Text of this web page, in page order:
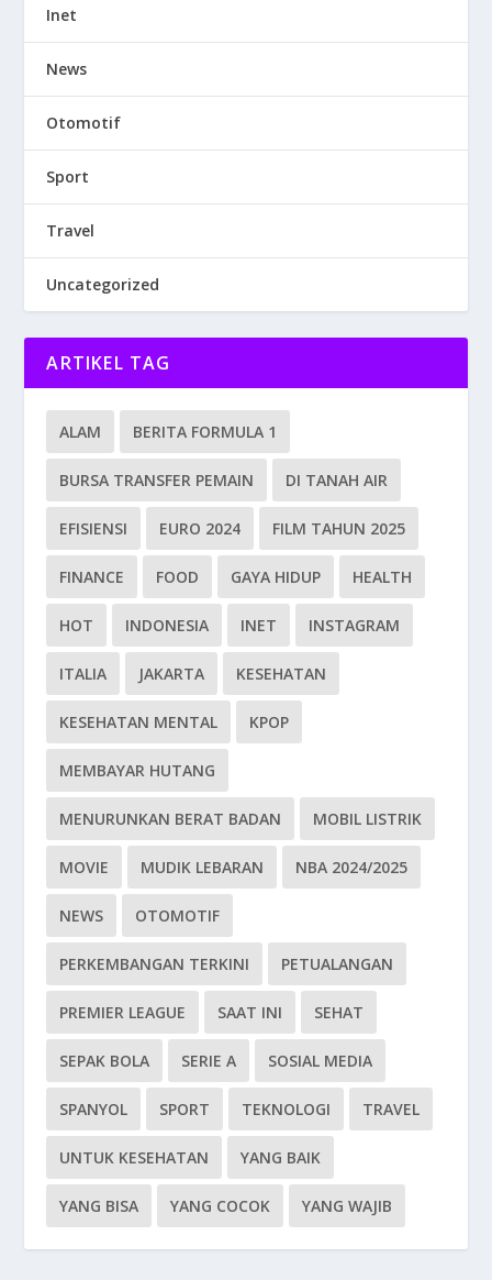
Inet
News
Otomotif
Sport
Travel
Uncategorized
ARTIKEL TAG
ALAM BERITA FORMULA 1
BURSA TRANSFER PEMAIN DI TANAH AIR
EFISIENSI EURO 2024 FILM TAHUN 2025
FINANCE FOOD GAYA HIDUP HEALTH
HOT INDONESIA INET INSTAGRAM
ITALIA JAKARTA KESEHATAN
KESEHATAN MENTAL KPOP
MEMBAYAR HUTANG
MENURUNKAN BERAT BADAN MOBIL LISTRIK
MOVIE MUDIK LEBARAN NBA 2024/2025
NEWS OTOMOTIF
PERKEMBANGAN TERKINI PETUALANGAN
PREMIER LEAGUE SAAT INI SEHAT
SEPAK BOLA SERIE A SOSIAL MEDIA
SPANYOL SPORT TEKNOLOGI TRAVEL
UNTUK KESEHATAN YANG BAIK
YANG BISA YANG COCOK YANG WAJIB